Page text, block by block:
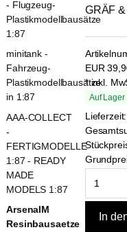
GRÄF
EUR
* inkl.
Auf Lager
- Flugzeug-
Plastikmodellbausätze
1:87
minitank -
Fahrzeug-
Plastikmodellbausätze
in 1:87
AAA-COLLECT
-
FERTIGMODELLE
1:87 - READY
MADE
MODELS 1:87
ArsenalM
Resinbausaetze